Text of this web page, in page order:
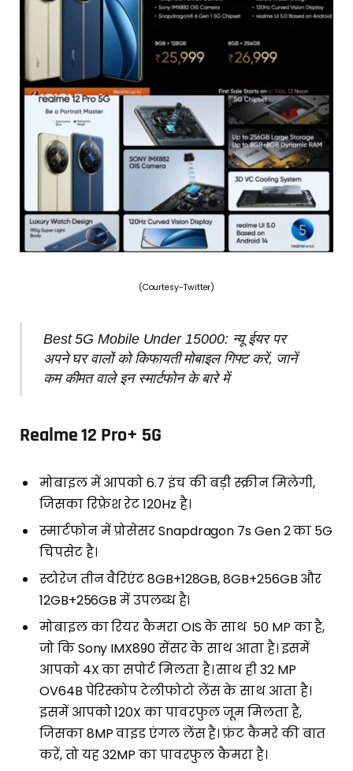
(Courtesy-Twitter)
Best 5G Mobile Under 15000: न्यू ईयर पर
अपने घर वालों को किफायती मोबाइल गिफ्ट करें, जानें
कम कीमत वाले इन स्मार्टफोन के बारे में
Realme 12 Pro+ 5G
मोबाइल में आपको 6.7 इंच की बड़ी स्क्रीन मिलेगी,
जिसका रिफ्रेश रेट 120Hz है।
स्मार्टफोन में प्रोसेसर Snapdragon 7s Gen 2 का 5G
चिपसेट है।
स्टोरेज तीन वैरिएंट 8GB+128GB, 8GB+256GB और
12GB+256GB में उपलब्ध है।
मोबाइल का रियर कैमरा OIS के साथ 50 MP का है,
जो कि Sony IMX890 सेंसर के साथ आता है। इसमें
आपको 4X का सपोर्ट मिलता है। साथ ही 32 MP
OV64B पेरिस्कोप टेलीफोटो लेंस के साथ आता है।
इसमें आपको 120X का पावरफुल जूम मिलता है,
जिसका 8MP वाइड एंगल लेंस है। फ्रंट कैमरे की बात
करें, तो यह 32MP का पावरफुल कैमरा है।